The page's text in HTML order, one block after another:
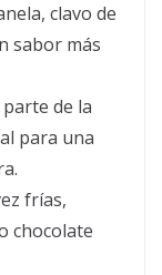
clavo de
sabor más
de la
para una
frías,
chocolate